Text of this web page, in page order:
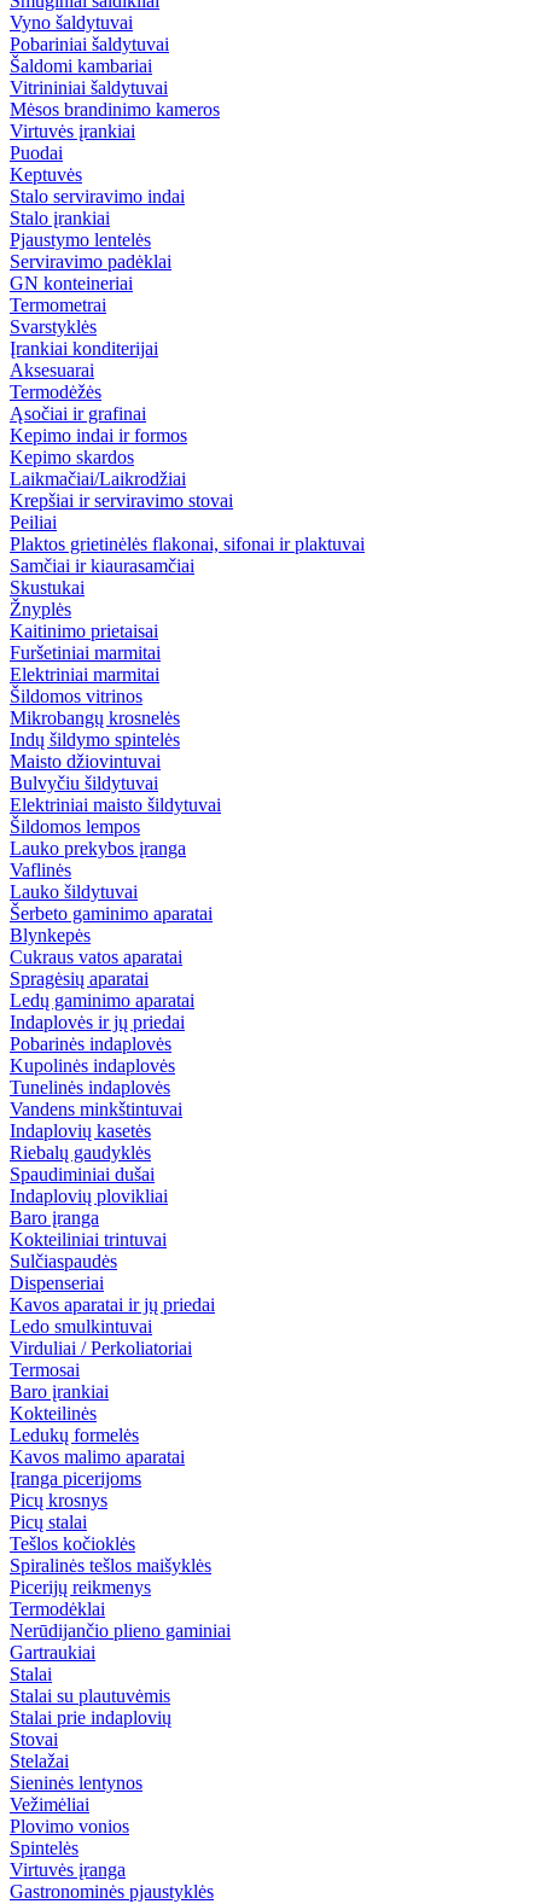
Vyno šaldytuvai
Pobariniai šaldytuvai
Šaldomi kambariai
Vitrininiai šaldytuvai
Mėsos brandinimo kameros
Virtuvės įrankiai
Puodai
Keptuvės
Stalo serviravimo indai
Stalo įrankiai
Pjaustymo lentelės
Serviravimo padėklai
GN konteineriai
Termometrai
Svarstyklės
Įrankiai konditerijai
Aksesuarai
Termodėžės
Ąsočiai ir grafinai
Kepimo indai ir formos
Kepimo skardos
Laikmačiai/Laikrodžiai
Krepšiai ir serviravimo stovai
Peiliai
Plaktos grietinėlės flakonai, sifonai ir plaktuvai
Samčiai ir kiaurasamčiai
Skustukai
Žnyplės
Kaitinimo prietaisai
Furšetiniai marmitai
Elektriniai marmitai
Šildomos vitrinos
Mikrobangų krosnelės
Indų šildymo spintelės
Maisto džiovintuvai
Bulvyčiu šildytuvai
Elektriniai maisto šildytuvai
Šildomos lempos
Lauko prekybos įranga
Vaflinės
Lauko šildytuvai
Šerbeto gaminimo aparatai
Blynkepės
Cukraus vatos aparatai
Spragėsių aparatai
Ledų gaminimo aparatai
Indaplovės ir jų priedai
Pobarinės indaplovės
Kupolinės indaplovės
Tunelinės indaplovės
Vandens minkštintuvai
Indaplovių kasetės
Riebalų gaudyklės
Spaudiminiai dušai
Indaplovių plovikliai
Baro įranga
Kokteiliniai trintuvai
Sulčiaspaudės
Dispenseriai
Kavos aparatai ir jų priedai
Ledo smulkintuvai
Virduliai / Perkoliatoriai
Termosai
Baro įrankiai
Kokteilinės
Ledukų formelės
Kavos malimo aparatai
Įranga picerijoms
Picų krosnys
Picų stalai
Tešlos kočioklės
Spiralinės tešlos maišyklės
Picerijų reikmenys
Termodėklai
Nerūdijančio plieno gaminiai
Gartraukiai
Stalai
Stalai su plautuvėmis
Stalai prie indaplovių
Stovai
Stelažai
Sieninės lentynos
Vežimėliai
Plovimo vonios
Spintelės
Virtuvės įranga
Gastronominės pjaustyklės